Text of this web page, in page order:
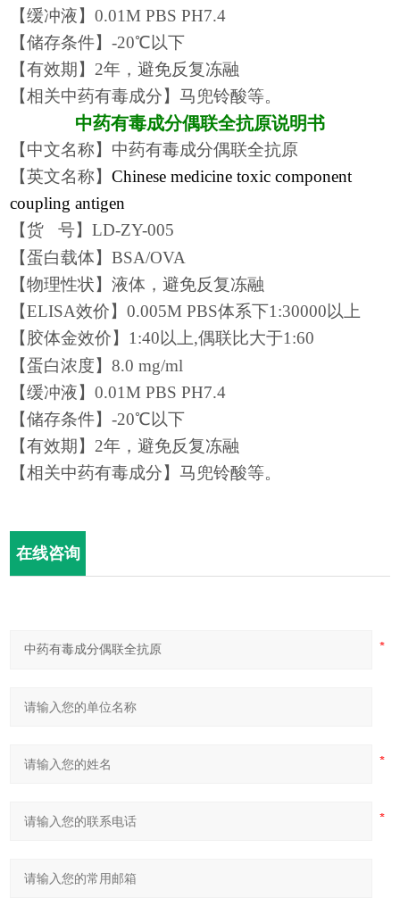
【缓冲液】0.01M PBS PH7.4
【储存条件】-20℃以下
【有效期】 2年，避免反复冻融
【相关中药有毒成分】马兜铃酸等。
中药有毒成分偶联全抗原说明书
【中文名称】 中药有毒成分偶联全抗原
【英文名称】Chinese medicine toxic component
coupling antigen
【货 号】LD-ZY-005
【蛋白载体】BSA/OVA
【物理性状】液体，避免反复冻融
【ELISA效价】0.005M PBS体系下1:30000以上
【 胶体金效价】 1 :40以上,偶联比大于1:60
【蛋白浓度】8.0 mg/ml
【缓冲液】0.01M PBS PH7.4
【储存条件】-20℃以下
【有效期】 2年，避免反复冻融
【相关中药有毒成分】马兜铃酸等。
在线咨询